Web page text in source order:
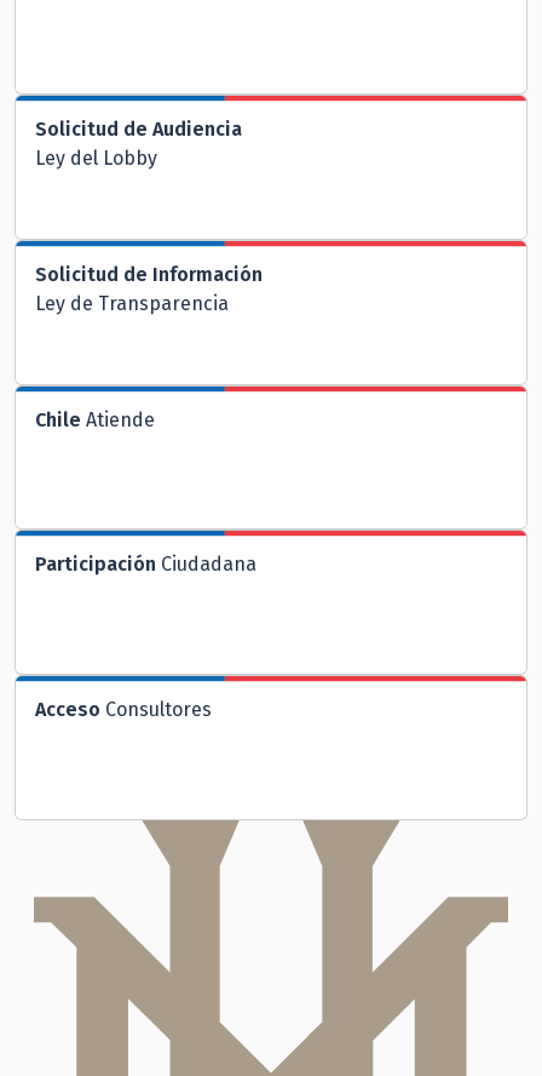
Solicitud de Audiencia
Ley del Lobby
Solicitud de Información
Ley de Transparencia
Chile Atiende
Participación Ciudadana
Acceso Consultores